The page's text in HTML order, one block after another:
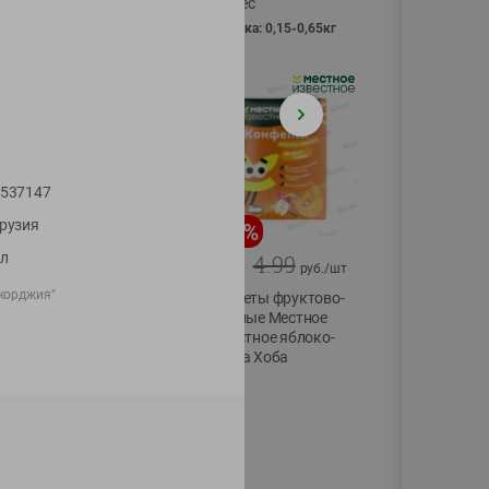
фасовка: 0,15-0,65кг
-13
Яйца перепелиные
%
4.99 руб./шт
Конфеты фруктово-
ягодные Местное
известное яблоко-
тыква Хоба